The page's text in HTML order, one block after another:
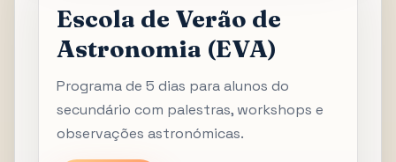
Escola de Verão de
Astronomia (EVA)
Programa de 5 dias para alunos do
secundário com palestras, workshops e
observações astronómicas.